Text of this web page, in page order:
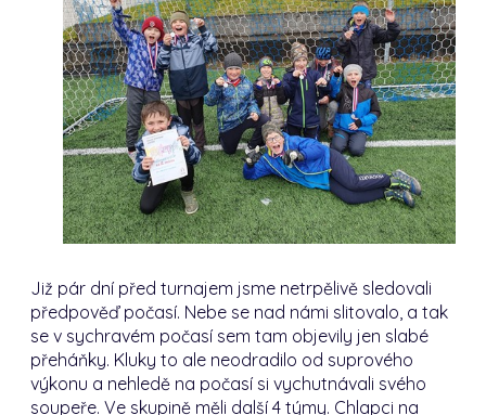
Již pár dní před turnajem jsme netrpělivě sledovali
předpověď počasí. Nebe se nad námi slitovalo, a tak
se v sychravém počasí sem tam objevily jen slabé
přeháňky. Kluky to ale neodradilo od suprového
výkonu a nehledě na počasí si vychutnávali svého
soupeře.Ve skupině měli další 4 týmy. Chlapci na